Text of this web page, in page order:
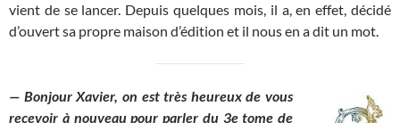
vient de se lancer. Depuis quelques mois, il a, en effet, décidé
d’ouvert sa propre maison d’édition et il nous en a dit un mot.
— Bonjour Xavier, on est très heureux de vous
recevoir à nouveau pour parler du 3e tome de